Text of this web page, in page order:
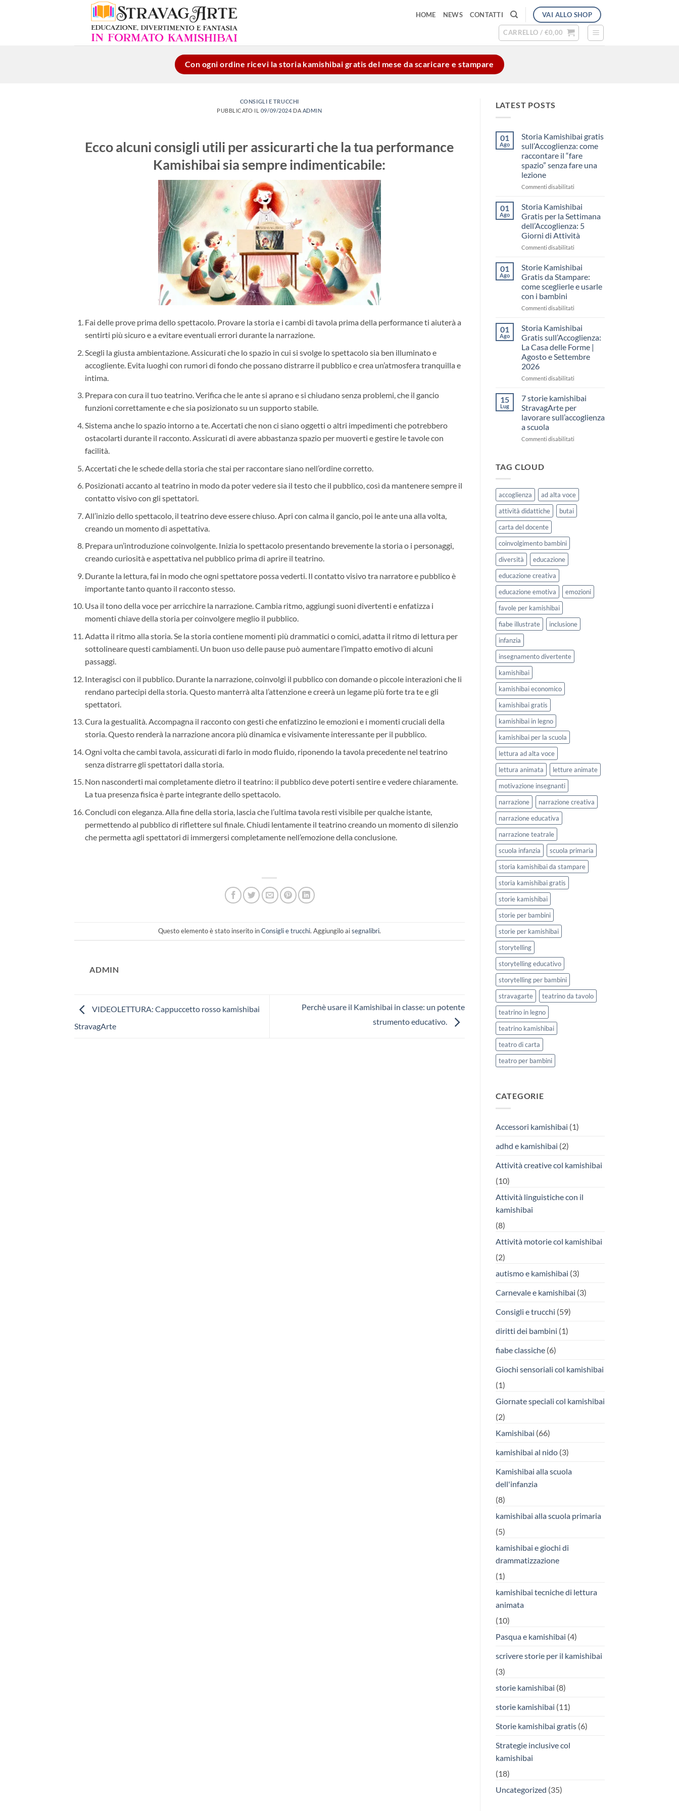
HOME NEWS CONTATTI VAI ALLO SHOP
CARRELLO / €0,00
Con ogni ordine ricevi la storia kamishibai gratis del mese da scaricare e stampare
CONSIGLI E TRUCCHI
PUBBLICATO IL 09/09/2024 DA ADMIN
Ecco alcuni consigli utili per assicurarti che la tua performance
Kamishibai sia sempre indimenticabile:
Fai delle prove prima dello spettacolo. Provare la storia e i cambi di tavola prima della performance ti aiuterà a
sentirti più sicuro e a evitare eventuali errori durante la narrazione.
Scegli la giusta ambientazione. Assicurati che lo spazio in cui si svolge lo spettacolo sia ben illuminato e
accogliente. Evita luoghi con rumori di fondo che possano distrarre il pubblico e crea un’atmosfera tranquilla e
intima.
Prepara con cura il tuo teatrino. Verifica che le ante si aprano e si chiudano senza problemi, che il gancio
funzioni correttamente e che sia posizionato su un supporto stabile.
Sistema anche lo spazio intorno a te. Accertati che non ci siano oggetti o altri impedimenti che potrebbero
ostacolarti durante il racconto. Assicurati di avere abbastanza spazio per muoverti e gestire le tavole con
facilità.
Accertati che le schede della storia che stai per raccontare siano nell’ordine corretto.
Posizionati accanto al teatrino in modo da poter vedere sia il testo che il pubblico, così da mantenere sempre il
contatto visivo con gli spettatori.
All’inizio dello spettacolo, il teatrino deve essere chiuso. Apri con calma il gancio, poi le ante una alla volta,
creando un momento di aspettativa.
Prepara un’introduzione coinvolgente. Inizia lo spettacolo presentando brevemente la storia o i personaggi,
creando curiosità e aspettativa nel pubblico prima di aprire il teatrino.
Durante la lettura, fai in modo che ogni spettatore possa vederti. Il contatto visivo tra narratore e pubblico è
importante tanto quanto il racconto stesso.
Usa il tono della voce per arricchire la narrazione. Cambia ritmo, aggiungi suoni divertenti e enfatizza i
momenti chiave della storia per coinvolgere meglio il pubblico.
Adatta il ritmo alla storia. Se la storia contiene momenti più drammatici o comici, adatta il ritmo di lettura per
sottolineare questi cambiamenti. Un buon uso delle pause può aumentare l’impatto emotivo di alcuni
passaggi.
Interagisci con il pubblico. Durante la narrazione, coinvolgi il pubblico con domande o piccole interazioni che li
rendano partecipi della storia. Questo manterrà alta l’attenzione e creerà un legame più forte tra te e gli
spettatori.
Cura la gestualità. Accompagna il racconto con gesti che enfatizzino le emozioni e i momenti cruciali della
storia. Questo renderà la narrazione ancora più dinamica e visivamente interessante per il pubblico.
Ogni volta che cambi tavola, assicurati di farlo in modo fluido, riponendo la tavola precedente nel teatrino
senza distrarre gli spettatori dalla storia.
Non nasconderti mai completamente dietro il teatrino: il pubblico deve poterti sentire e vedere chiaramente.
La tua presenza fisica è parte integrante dello spettacolo.
Concludi con eleganza. Alla fine della storia, lascia che l’ultima tavola resti visibile per qualche istante,
permettendo al pubblico di riflettere sul finale. Chiudi lentamente il teatrino creando un momento di silenzio
che permetta agli spettatori di immergersi completamente nell’emozione della conclusione.
Questo elemento è stato inserito inConsigli e trucchi. Aggiungilo aisegnalibri.
ADMIN
VIDEOLETTURA: Cappuccetto rosso kamishibai
StravagArte
Perchè usare il Kamishibai in classe: un potente
strumento educativo.
LATEST POSTS
01
Ago
Storia Kamishibai gratis
sull’Accoglienza: come
raccontare il “fare
spazio” senza fare una
lezione
Commenti disabilitatisu
Kamishibai
gratis
sull’Accoglienza:
come
raccontare
il
senza
fare
una
01
Ago
Storia Kamishibai
Gratis per la Settimana
dell’Accoglienza: 5
Giorni di Attività
Commenti disabilitatisu
Kamishibai
Gratis
per
la
dell’Accoglienza:
di
Attività
01
Ago
Storie Kamishibai
Gratis da Stampare:
come sceglierle e usarle
con i bambini
Commenti disabilitatisu
Kamishibai
Gratis
da
Stampare:
come
e
i
bambini
01
Ago
Storia Kamishibai
Gratis sull’Accoglienza:
La Casa delle Forme |
Agosto e Settembre
2026
Commenti disabilitatisu
Kamishibai
Gratis
sull’Accoglienza:
La
delle
2026
15
Lug
7 storie kamishibai
StravagArte per
lavorare sull’accoglienza
a scuola
Commenti disabilitatisu
lavorare
sull’accoglienza
a
scuola
TAG CLOUD
accoglienza
ad alta voce
attività didattiche
butai
carta del docente
coinvolgimento bambini
diversità
educazione
educazione creativa
educazione emotiva
emozioni
favole per kamishibai
fiabe illustrate
inclusione
infanzia
insegnamento divertente
kamishibai
kamishibai economico
kamishibai gratis
kamishibai in legno
kamishibai per la scuola
lettura ad alta voce
lettura animata
letture animate
motivazione insegnanti
narrazione
narrazione creativa
narrazione educativa
narrazione teatrale
scuola infanzia
scuola primaria
storia kamishibai da stampare
storia kamishibai gratis
storie kamishibai
storie per bambini
storie per kamishibai
storytelling
storytelling educativo
storytelling per bambini
stravagarte
teatrino da tavolo
teatrino in legno
teatrino kamishibai
teatro di carta
teatro per bambini
CATEGORIE
Accessori kamishibai (1)
adhd e kamishibai (2)
Attività creative col kamishibai
(10)
Attività linguistiche con il
kamishibai
(8)
Attività motorie col kamishibai
(2)
autismo e kamishibai (3)
Carnevale e kamishibai (3)
Consigli e trucchi (59)
diritti dei bambini (1)
fiabe classiche(6)
Giochi sensoriali col kamishibai
(1)
Giornate speciali col kamishibai
(2)
Kamishibai (66)
kamishibai al nido(3)
Kamishibai alla scuola
dell'infanzia
(8)
kamishibai alla scuola primaria
(5)
kamishibai e giochi di
drammatizzazione
(1)
kamishibai tecniche di lettura
animata
(10)
Pasqua e kamishibai (4)
scrivere storie per il kamishibai
(3)
storie kamishibai (8)
storie kamishibai (11)
Storie kamishibai gratis(6)
Strategie inclusive col
kamishibai
(18)
Uncategorized (35)